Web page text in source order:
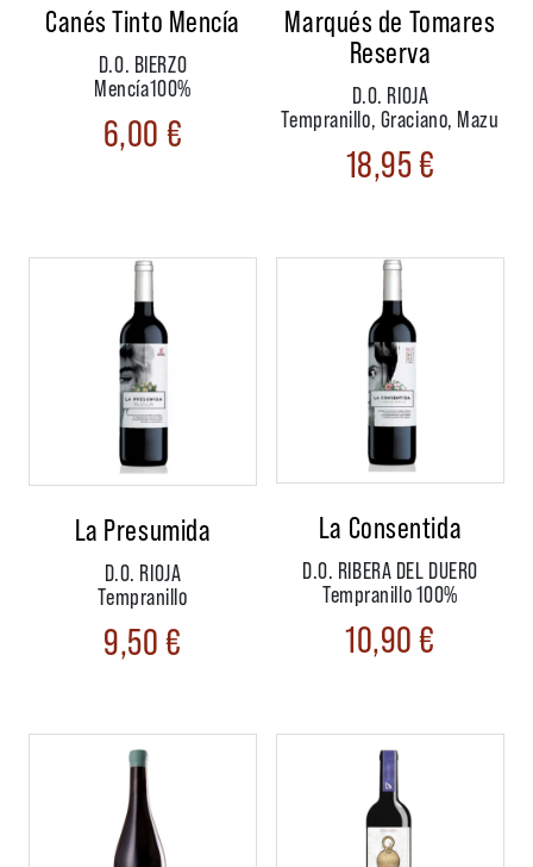
Canés Tinto Mencía
D.O. BIERZO
Mencía100%
6,00 €
Marqués de Tomares
Reserva
D.O. RIOJA
Tempranillo, Graciano, Mazu
18,95€
La Presumida
D.O. RIOJA
Tempranillo
9,50€
La Consentida
D.O. RIBERA DEL DUERO
Tempranillo 100%
10,90€